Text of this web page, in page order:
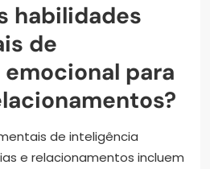
habilidades
de
para
de inteligência
e relacionamentos incluem